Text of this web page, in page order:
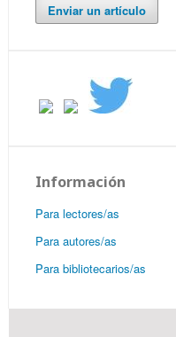
Enviar un artículo
Información
Para lectores/as
Para autores/as
Para bibliotecarios/as